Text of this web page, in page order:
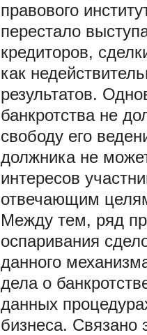
правового
перестало
кредиторов,
как
результатов.
банкротства не
свободу его
должника не
интересов
отвечающим
Между тем, ряд
оспаривания
данного
дела о
данных
бизнеса. Связано